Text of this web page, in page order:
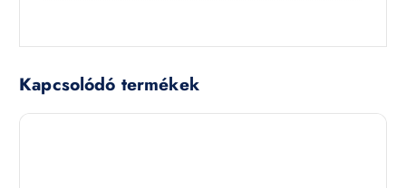
Kapcsolódó termékek